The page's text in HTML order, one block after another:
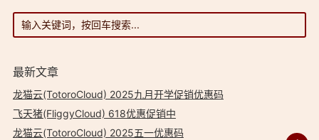
最新文章
龙猫云(TotoroCloud) 2025九月开学促销优惠码
飞天猪(FliggyCloud) 618优惠促销中
龙猫云(TotoroCloud) 2025五一优惠码